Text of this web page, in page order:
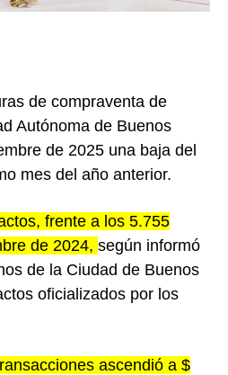
de compraventa de
Autónoma de Buenos
de 2025 una baja del
mes del año anterior.
frente a los 5.755
de 2024, según informó
de la Ciudad de Buenos
oficializados por los
ascendió a $